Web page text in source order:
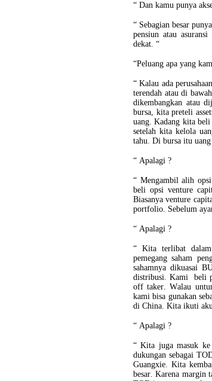
“ Dan kamu punya
“ Sebagian besar
pensiun atau
dekat. “
“Peluang apa yang
“ Kalau ada
terendah atau di
dikembangkan atau
bursa, kita preteli
uang. Kadang kita
setelah kita kelola
tahu. Di bursa itu
“ Apalagi ?
“ Mengambil alih
beli opsi venture
Biasanya venture
portfolio. Sebelum
“ Apalagi ?
“ Kita terlibat
pemegang saham
sahamnya dikuasai
distribusi. Kami beli
off taker. Walau
kami bisa gunakan
di China. Kita ikuti
“ Apalagi ?
“ Kita juga masuk ke
dukungan sebagai
Guangxie. Kita
besar. Karena margin